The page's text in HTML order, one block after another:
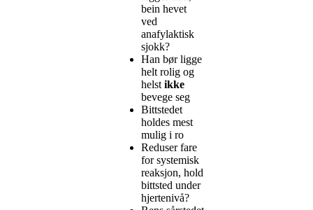
bein hevet
ved
anafylaktisk
sjokk?
Han bør ligge
helt rolig og
helst ikke
bevege seg
Bittstedet
holdes mest
mulig i ro
Reduser fare
for systemisk
reaksjon, hold
bittsted under
hjertenivå?